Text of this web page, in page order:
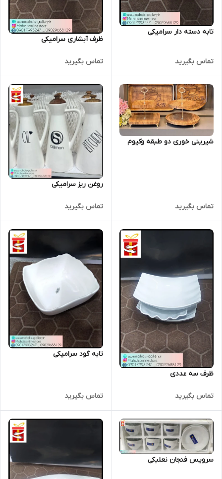
تابه دسته دار سرامیکی
تماس بگیرید
ظرف آبشاری سرامیکی
تماس بگیرید
شیرینی خوری دو طبقه وکیوم
تماس بگیرید
روغن ریز سرامیکی
تماس بگیرید
ظرف سه عددی
تماس بگیرید
تابه گود سرامیکی
تماس بگیرید
سرویس فنجان نعلبکی